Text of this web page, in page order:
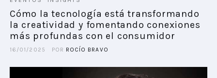
Cómo la tecnología está transformando
la creatividad y fomentando conexiones
más profundas con el consumidor
16/01/2025 POR ROCÍO BRAVO